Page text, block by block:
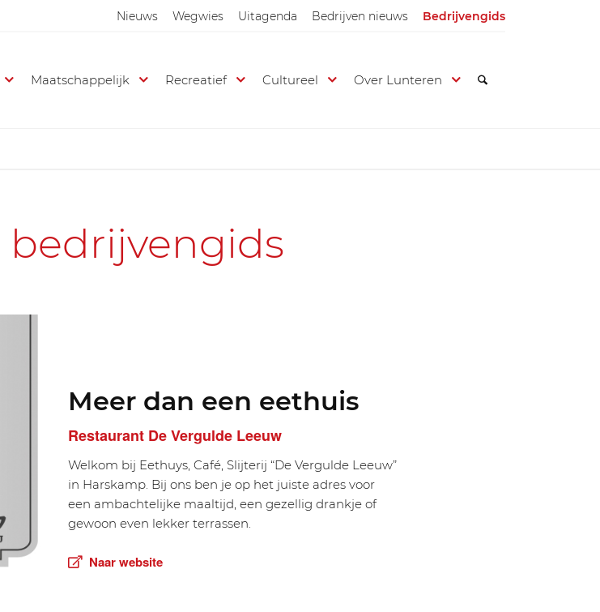
Nieuws Wegwies Uitagenda Bedrijven nieuws Bedrijvengids
Maatschappelijk Recreatief Cultureel Over Lunteren
bedrijvengids
Meer dan een eethuis
Restaurant De Vergulde Leeuw
Welkom bij Eethuys, Café, Slijterij “De Vergulde Leeuw”
in Harskamp. Bij ons ben je op het juiste adres voor
een ambachtelijke maaltijd, een gezellig drankje of
gewoon even lekker terrassen.
Naar website